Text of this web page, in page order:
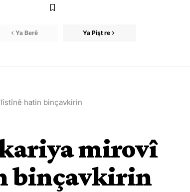
Ya Berê Ya Pişt re
hatin binçavkirin
mirovî
binçavkirin